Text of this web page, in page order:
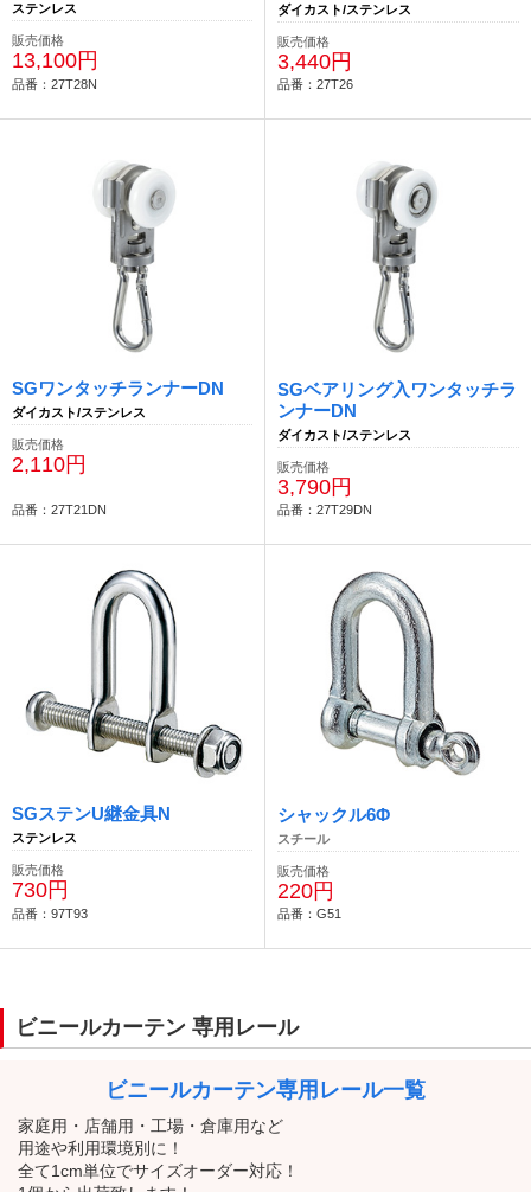
ステンレス
販売価格
13,100円
品番：27T28N
ダイカスト/ステンレス
販売価格
3,440円
品番：27T26
SGワンタッチランナーDN
ダイカスト/ステンレス
販売価格
2,110円
品番：27T21DN
SGベアリング入ワンタッチラ
ンナーDN
ダイカスト/ステンレス
販売価格
3,790円
品番：27T29DN
SGステンU継金具N
ステンレス
販売価格
730円
品番：97T93
シャックル6Φ
スチール
販売価格
220円
品番：G51
ビニールカーテン 専用レール
ビニールカーテン専用レール一覧
家庭用・店舗用・工場・倉庫用など
用途や利用環境別に！
全て1cm単位でサイズオーダー対応！